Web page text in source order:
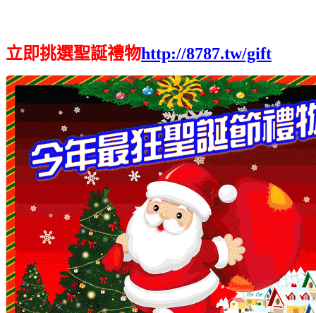
立即挑選聖誕禮物http://8787.tw/gift